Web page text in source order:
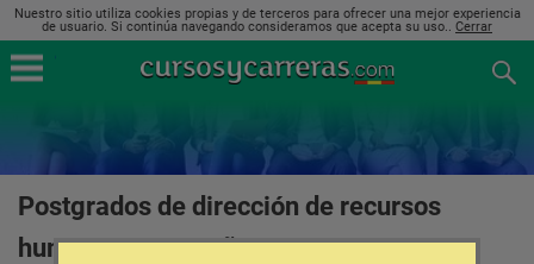
Nuestro sitio utiliza cookies propias y de terceros para ofrecer una mejor experiencia
de usuario. Si continúa navegando consideramos que acepta su uso.. Cerrar
Postgrados de dirección de recursos
humanos en España